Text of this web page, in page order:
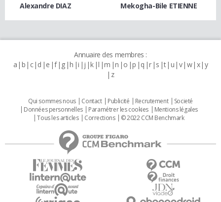
Alexandre DIAZ Mekogha-Bile ETIENNE
Annuaire des membres :
a b c d e f g h i j k l m n o p q r s t u v w x y
z
Qui sommes nous Contact Publicité Recrutement
Societé
Données personnelles
Paramétrer les cookies
Mentions légales
Tous les articles
Corrections © 2022 CCM Benchmark